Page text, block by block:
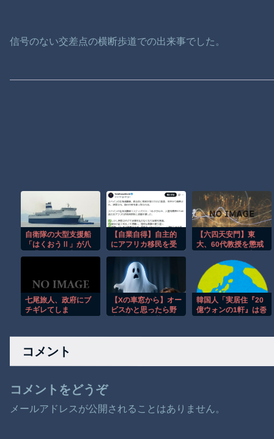
信号のない交差点の横断歩道での出来事でした。
自衛隊の大型支援船
「はくおうⅡ」が八
【自業自得】自主的
にアフリカ移民を受
左派活動家の末路
【六四天安門】東
大、60代教授を懲戒
から閲覧しにくい細
工 ★2
七尾旅人、政府にブ
チギレてしま
【Xの車窓から】オー
ビスかと思ったら野
韓国人「実居住『20
億ウォンの1軒』は종
心』に大改編』」
コメント
コメントをどうぞ
メールアドレスが公開されることはありません。